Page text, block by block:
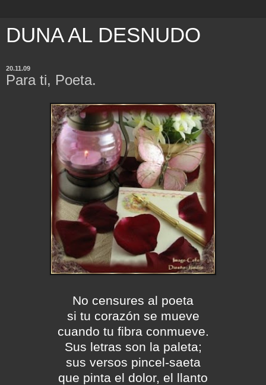
DUNA AL DESNUDO
20.11.09
Para ti, Poeta.
No censures al poeta
si tu corazón se mueve
cuando tu fibra conmueve.
Sus letras son la paleta;
sus versos pincel-saeta
que pinta el dolor, el llanto